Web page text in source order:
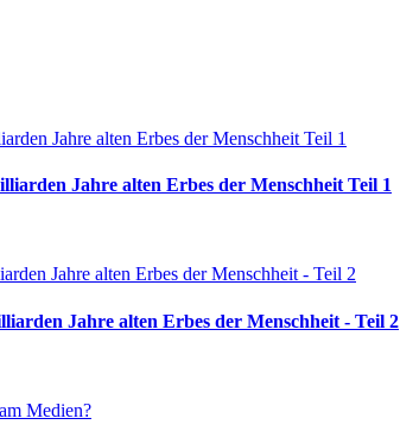
Jahre alten Erbes der Menschheit Teil 1
Jahre alten Erbes der Menschheit - Teil 2